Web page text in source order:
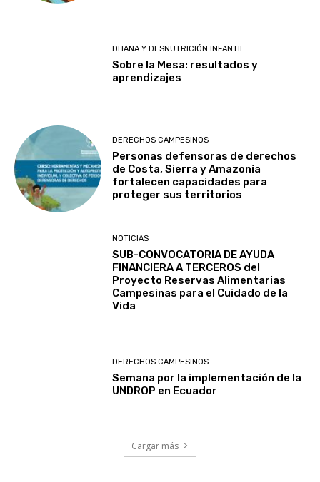
DHANA Y DESNUTRICIÓN INFANTIL
Sobre la Mesa: resultados y
aprendizajes
DERECHOS CAMPESINOS
Personas defensoras de derechos
de Costa, Sierra y Amazonía
fortalecen capacidades para
proteger sus territorios
NOTICIAS
SUB-CONVOCATORIA DE AYUDA
FINANCIERA A TERCEROS del
Proyecto Reservas Alimentarias
Campesinas para el Cuidado de la
Vida
DERECHOS CAMPESINOS
Semana por la implementación de la
UNDROP en Ecuador
Cargar más